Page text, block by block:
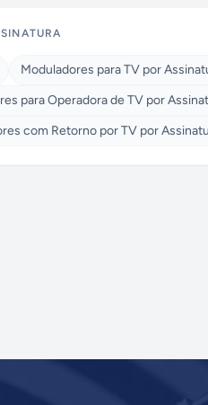
Moduladores para TV por
para Operadora de TV por
com Retorno por TV por